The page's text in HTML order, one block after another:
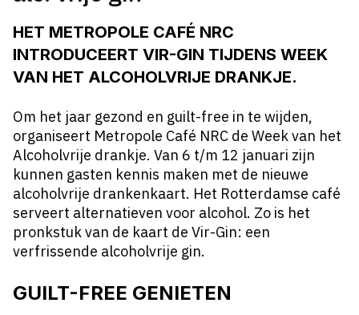
HET METROPOLE CAFÉ NRC
INTRODUCEERT VIR-GIN TIJDENS WEEK
VAN HET ALCOHOLVRIJE DRANKJE.
Om het jaar gezond en guilt-free in te wijden,
organiseert Metropole Café NRC de Week van het
Alcoholvrije drankje. Van 6 t/m 12 januari zijn
kunnen gasten kennis maken met de nieuwe
alcoholvrije drankenkaart. Het Rotterdamse café
serveert alternatieven voor alcohol. Zo is het
pronkstuk van de kaart de Vir-Gin: een
verfrissende alcoholvrije gin.
GUILT-FREE GENIETEN